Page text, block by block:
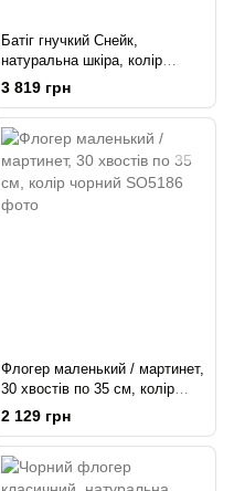
Батіг гнучкий Снейк,
натуральна шкіра, колір
чорний, довжина - 80 см
3 819 грн
Флогер маленький / мартинет,
30 хвостів по 35 см, колір
чорний
2 129 грн